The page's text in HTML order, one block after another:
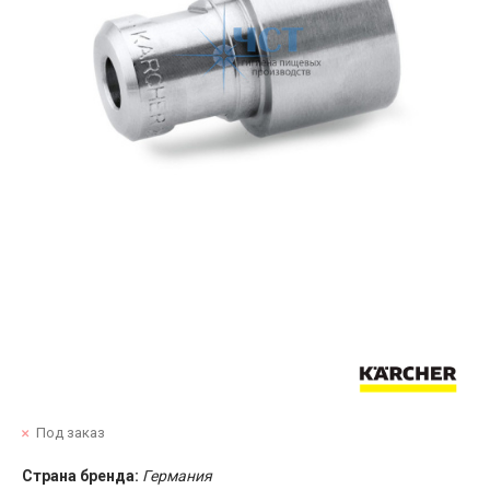
Под заказ
Страна бренда: Германия